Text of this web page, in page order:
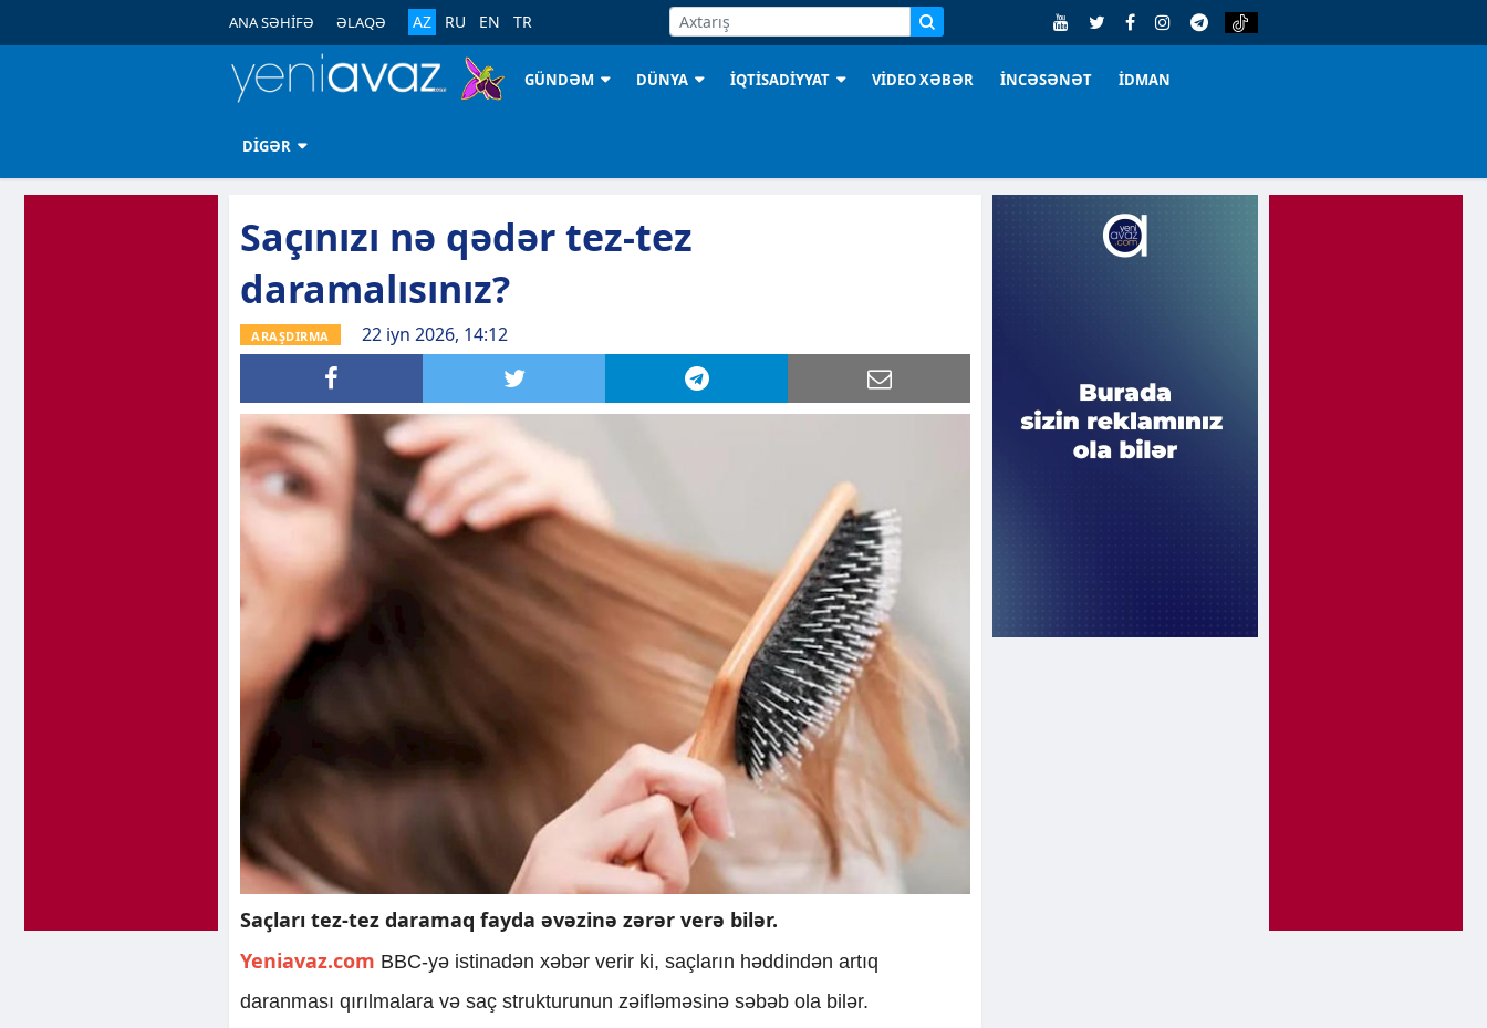
ANA SƏHİFƏ ƏLAQƏ AZ RU EN TR
GÜNDƏM DÜNYA İQTİSADİYYAT VİDEO XƏBƏR İNCƏSƏNƏT İDMAN
DİGƏR
Saçınızı nə qədər tez-tez
daramalısınız?
ARAŞDIRMA 22 iyn 2026, 14:12
Saçları tez-tez daramaq fayda əvəzinə zərər verə bilər.
Yeniavaz.com BBC-yə istinadən xəbər verir ki, saçların həddindən artıq
daranması qırılmalara və saç strukturunun zəifləməsinə səbəb ola bilər.